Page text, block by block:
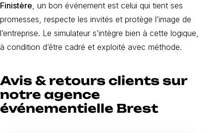
Finistère, un bon événement est celui qui tient ses
promesses, respecte les invités et protège l’image de
l’entreprise. Le simulateur s’intègre bien à cette logique,
à condition d’être cadré et exploité avec méthode.
Avis & retours clients sur
notre agence
événementielle Brest